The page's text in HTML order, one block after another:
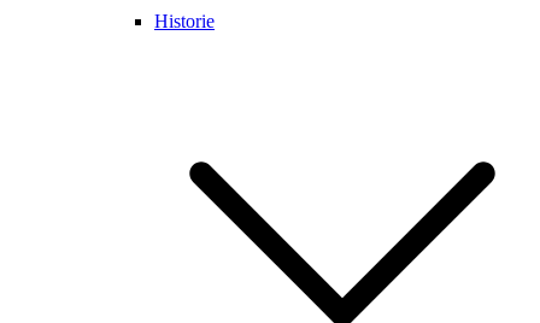
Historie